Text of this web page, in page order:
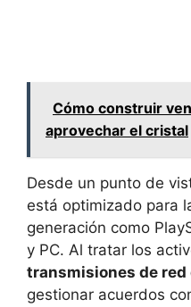
Cómo construir
aprovechar el cristal
Desde un punto de
está optimizado para
generación como
y PC. Al tratar los
transmisiones de red
gestionar acuerdos